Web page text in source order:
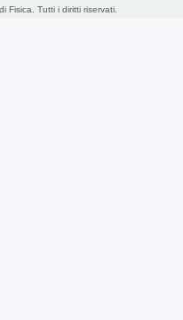
Fisica. Tutti i diritti riservati.